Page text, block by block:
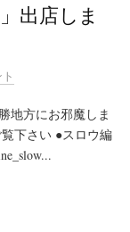
出店しま
地方にお邪魔しま
下さい ●スロウ編